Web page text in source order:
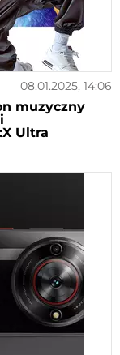
08.01.2025, 14:06
muzyczny
Ultra